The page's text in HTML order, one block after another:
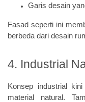
Garis desain
Fasad seperti ini
berbeda dari desain
4. Industrial
Konsep industrial
material natural.